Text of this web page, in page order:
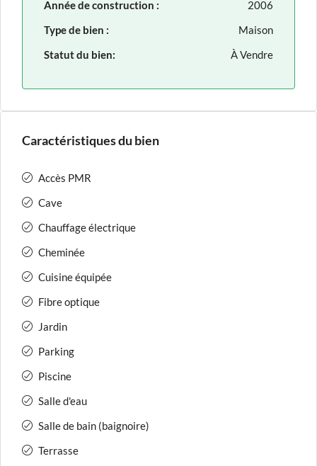
Année de construction :
2006
Type de bien :
Maison
Statut du bien:
À Vendre
Caractéristiques du bien
Accès PMR
Cave
Chauffage électrique
Cheminée
Cuisine équipée
Fibre optique
Jardin
Parking
Piscine
Salle d'eau
Salle de bain (baignoire)
Terrasse